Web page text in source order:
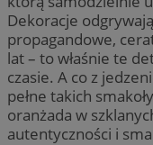
Dekoracje
propagandowe,
lat – to właśnie te
czasie. A co z
pełne takich
oranżada w
autentyczności i